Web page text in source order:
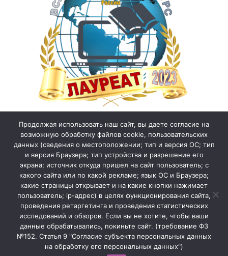
Продолжая использовать наш сайт, вы даете согласие на
возможную обработку файлов cookie, пользовательских
данных (сведения о местоположении; тип и версия ОС; тип
и версия Браузера; тип устройства и разрешение его
экрана; источник откуда пришел на сайт пользователь; с
какого сайта или по какой рекламе; язык ОС и Браузера;
какие страницы открывает и на какие кнопки нажимает
пользователь; ip-адрес) в целях функционирования сайта,
проведения ретаргетинга и проведения статистических
исследований и обзоров. Если вы не хотите, чтобы ваши
данные обрабатывались, покиньте сайт. (требование ФЗ
№152. Статья 9 "Согласие субъекта персональных данных
на обработку его персональных данных")